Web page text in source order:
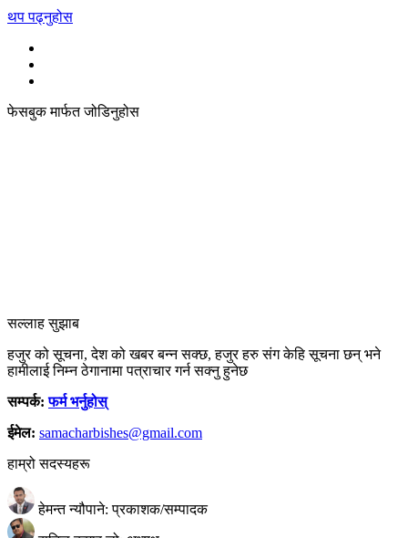
थप पढ्नुहोस
फेसबुक मार्फत जोडिनुहोस
सल्लाह सुझाब
हजुर को सूचना, देश को खबर बन्न सक्छ, हजुर हरु संग केहि सूचना छन् भने
हामीलाई निम्न ठेगानामा पत्राचार गर्न सक्नु हुनेछ
सम्पर्क:फर्म भर्नुहोस्
ईमेल: samacharbishes@gmail.com
हाम्रो सदस्यहरू
हेमन्त न्यौपाने: प्रकाशक/सम्पादक